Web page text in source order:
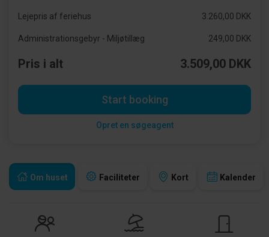
Om huset Faciliteter Kort Kalender
Lejepris af feriehus 3.260,00 DKK
Administrationsgebyr - Miljøtillæg 249,00 DKK
Pris i alt 3.509,00 DKK
Start booking
Opret en søgeagent